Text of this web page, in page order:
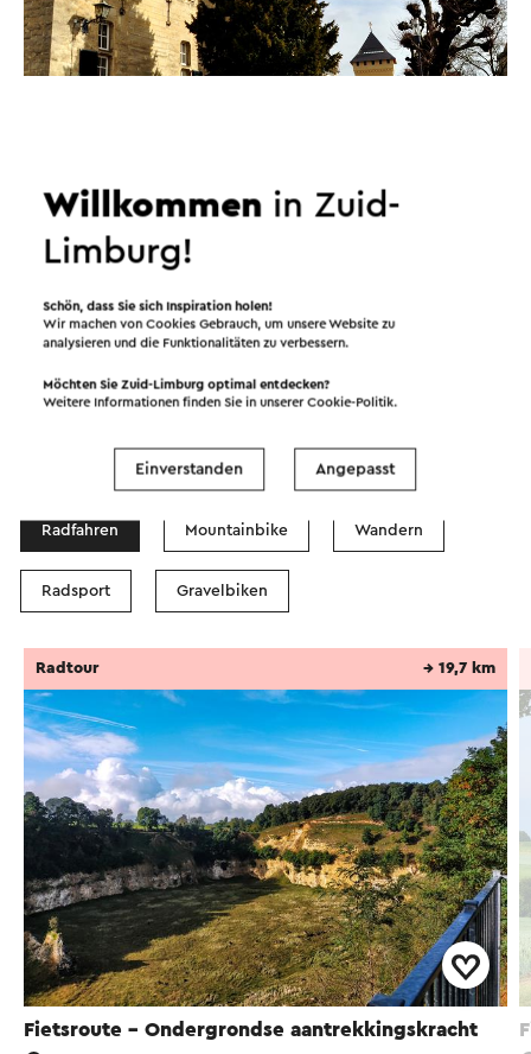
Routen in der Region
Radfahren Mountainbike Wandern
Radsport Gravelbiken
Fietsroute - Ondergrondse aantrekkingskracht
Radtour → 19,7 km
Willkommen in Zuid-
Limburg!
Schön, dass Sie sich Inspiration holen!
Wir machen von Cookies Gebrauch, um unsere Website zu
analysieren und die Funktionalitäten zu verbessern.
Möchten Sie Zuid-Limburg optimal entdecken?
Weitere Informationen finden Sie in unsererCookie-Politik.
Einverstanden Angepasst